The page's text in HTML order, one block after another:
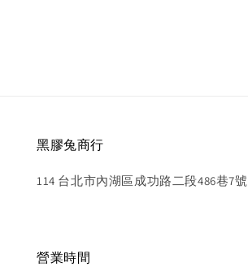
黑膠兔商行
114 台北市內湖區成功路二段486巷7號
營業時間